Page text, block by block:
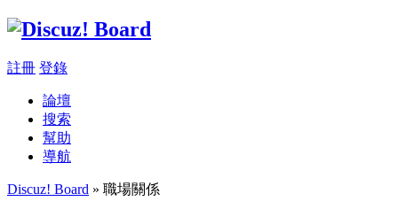
註冊 登錄
論壇
搜索
幫助
導航
Discuz! Board » 職場關係